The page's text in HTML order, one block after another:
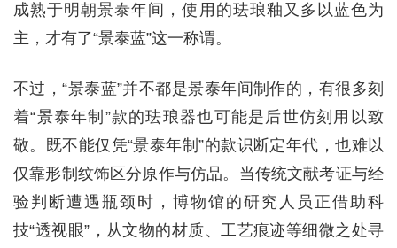
成熟于明朝景泰年间，使用的珐琅釉又多以蓝色为
主，才有了“景泰蓝”这一称谓。
不过，“景泰蓝”并不都是景泰年间制作的，有很多刻
着“景泰年制”款的珐琅器也可能是后世仿刻用以致
敬。既不能仅凭“景泰年制”的款识断定年代，也难以
仅靠形制纹饰区分原作与仿品。当传统文献考证与经
验判断遭遇瓶颈时，博物馆的研究人员正借助科
技“透视眼”，从文物的材质、工艺痕迹等细微之处寻